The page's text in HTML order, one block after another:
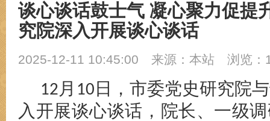
谈心谈话鼓士气 凝心聚力促
究院深入开展谈心谈话
2025-12-11 10:45:00 来源：本站 浏览：
12 月 10 日，市委党史研究院
入开展谈心谈话，院长、一级